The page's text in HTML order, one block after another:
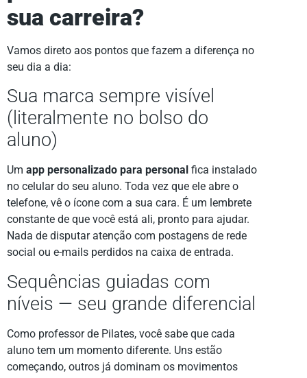
sua carreira?
Vamos direto aos pontos que fazem a diferença no
seu dia a dia:
Sua marca sempre visível
(literalmente no bolso do
aluno)
Um app personalizado para personal fica instalado
no celular do seu aluno. Toda vez que ele abre o
telefone, vê o ícone com a sua cara. É um lembrete
constante de que você está ali, pronto para ajudar.
Nada de disputar atenção com postagens de rede
social ou e-mails perdidos na caixa de entrada.
Sequências guiadas com
níveis — seu grande diferencial
Como professor de Pilates, você sabe que cada
aluno tem um momento diferente. Uns estão
começando, outros já dominam os movimentos